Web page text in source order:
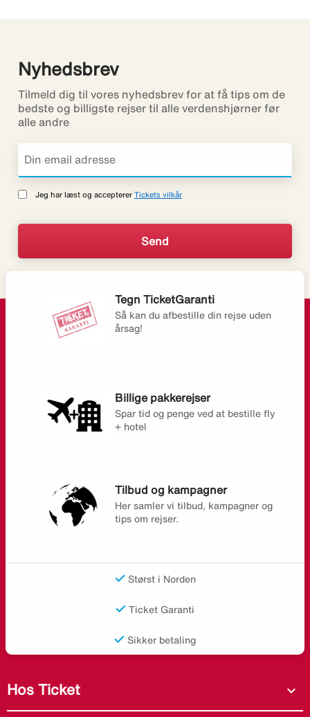
Nyhedsbrev
Tilmeld dig til vores nyhedsbrev for at få tips om de
bedste og billigste rejser til alle verdenshjørner før
alle andre
Jeg har læst og accepterer Tickets vilkår
Tegn TicketGaranti
Så kan du afbestille din rejse uden
årsag!
Billige pakkerejser
Spar tid og penge ved at bestille fly
+ hotel
Tilbud og kampagner
Her samler vi tilbud, kampagner og
tips om rejser.
Størst i Norden
Ticket Garanti
Sikker betaling
Hos Ticket expand_more